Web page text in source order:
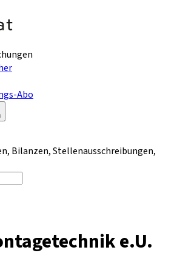
Abo
Bilanzen, Stellenausschreibungen,
e.U.